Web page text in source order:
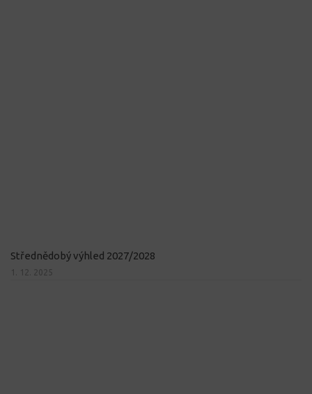
Střednědobý výhled 2027/2028
1. 12. 2025